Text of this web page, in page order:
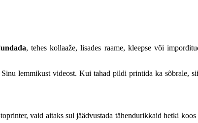
, tehes kollaaže, lisades raame, kleepse või
lemmikust videost. Kui tahad pildi printida ka sõbrale,
vaid aitaks sul jäädvustada tähendurikkaid hetki